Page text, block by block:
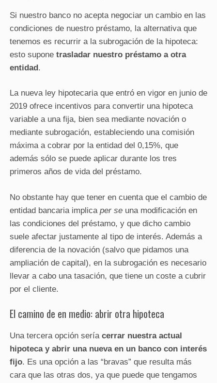
Si nuestro banco no acepta negociar un cambio en las
condiciones de nuestro préstamo, la alternativa que
tenemos es recurrir a la subrogación de la hipoteca:
esto supone trasladar nuestro préstamo a otra
entidad.
La nueva ley hipotecaria que entró en vigor en junio de
2019 ofrece incentivos para convertir una hipoteca
variable a una fija, bien sea mediante novación o
mediante subrogación, estableciendo una comisión
máxima a cobrar por la entidad del 0,15%, que
además sólo se puede aplicar durante los tres
primeros años de vida del préstamo.
No obstante hay que tener en cuenta que el cambio de
entidad bancaria implica per se una modificación en
las condiciones del préstamo, y que dicho cambio
suele afectar justamente al tipo de interés. Además a
diferencia de la novación (salvo que pidamos una
ampliación de capital), en la subrogación es necesario
llevar a cabo una tasación, que tiene un coste a cubrir
por el cliente.
El camino de en medio: abrir otra hipoteca
Una tercera opción sería cerrar nuestra actual
hipoteca y abrir una nueva en un banco con interés
fijo. Es una opción a las “bravas” que resulta más
cara que las otras dos, ya que puede que tengamos